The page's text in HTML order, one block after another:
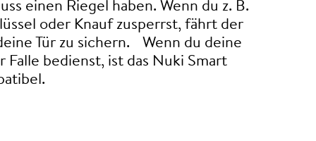
einen Riegel haben. Wenn du z. B.
oder Knauf zusperrst, fährt der
Tür zu sichern. Wenn du deine
Falle bedienst, ist das Nuki Smart